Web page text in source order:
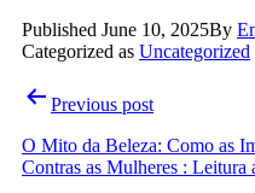
Published June 10, 2025By
Categorized as Uncategorized
Previous post
O Mito da Beleza: Como as
Contras as Mulheres : Leitura